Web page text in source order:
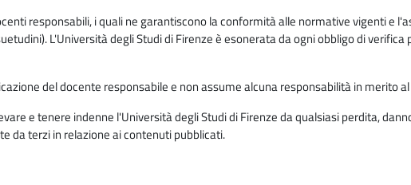
responsabili, i quali ne garantiscono la conformità alle normative vigenti e
L'Università degli Studi di Firenze è esonerata da ogni obbligo di
del docente responsabile e non assume alcuna responsabilità in merito
e tenere indenne l'Università degli Studi di Firenze da qualsiasi perdita,
da terzi in relazione ai contenuti pubblicati.